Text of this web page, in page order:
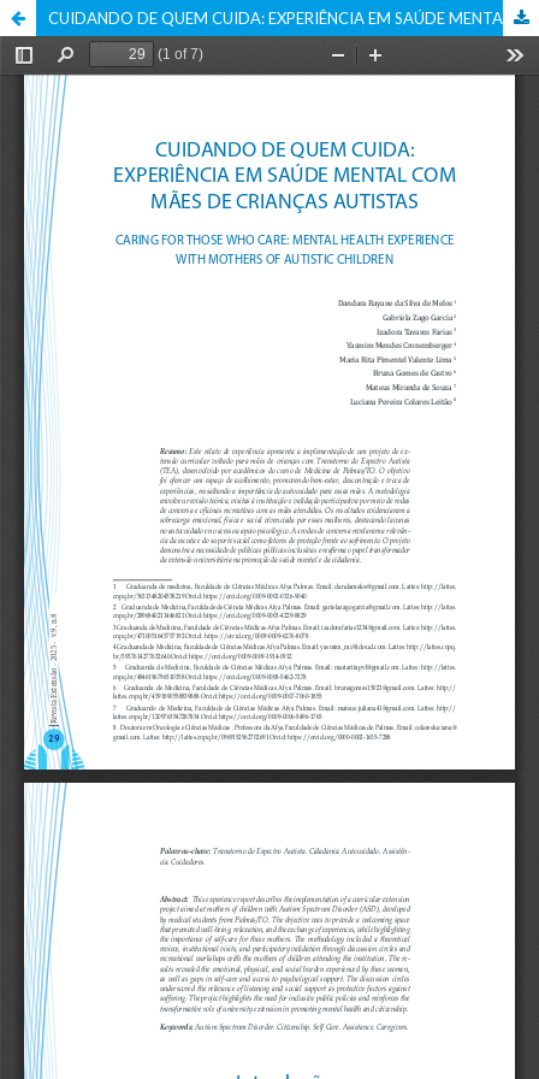
CUIDANDO DE QUEM CUIDA: EXPERIÊNCIA EM SAÚDE MENTAL COM MÃES DE CRIANÇAS AUTISTAS